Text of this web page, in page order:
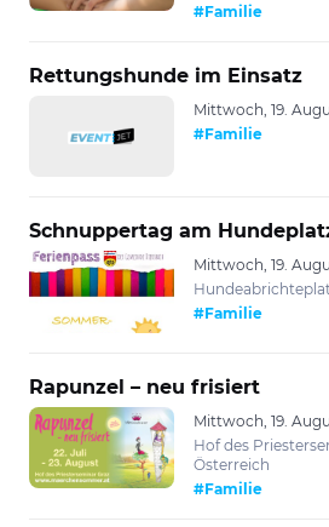
#Familie
Rettungshunde im Einsatz
Mittwoch, 19.
#Familie
Schnuppertag am
Mittwoch, 19.
#Familie
Rapunzel – neu frisiert
Mittwoch, 19.
Hof des
Österreich
#Familie